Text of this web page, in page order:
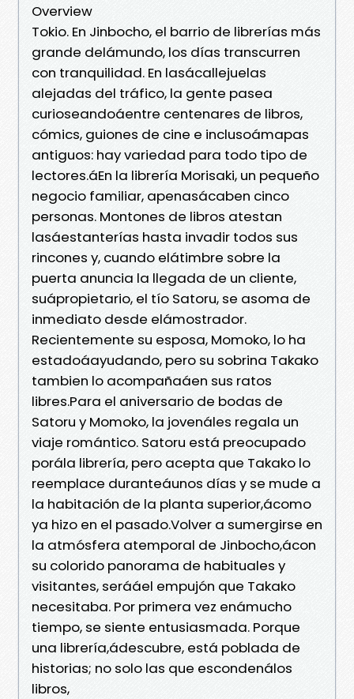
Overview
Tokio. En Jinbocho, el barrio de librerías más
grande delámundo, los días transcurren
con tranquilidad. En lasácallejuelas
alejadas del tráfico, la gente pasea
curioseandoáentre centenares de libros,
cómics, guiones de cine e inclusoámapas
antiguos: hay variedad para todo tipo de
lectores.áEn la librería Morisaki, un pequeño
negocio familiar, apenasácaben cinco
personas. Montones de libros atestan
lasáestanterías hasta invadir todos sus
rincones y, cuando elátimbre sobre la
puerta anuncia la llegada de un cliente,
suápropietario, el tío Satoru, se asoma de
inmediato desde elámostrador.
Recientemente su esposa, Momoko, lo ha
estadoáayudando, pero su sobrina Takako
tambien lo acompañaáen sus ratos
libres.Para el aniversario de bodas de
Satoru y Momoko, la jovenáles regala un
viaje romántico. Satoru está preocupado
porála librería, pero acepta que Takako lo
reemplace duranteáunos días y se mude a
la habitación de la planta superior,ácomo
ya hizo en el pasado.Volver a sumergirse en
la atmósfera atemporal de Jinbocho,ácon
su colorido panorama de habituales y
visitantes, serááel empujón que Takako
necesitaba. Por primera vez enámucho
tiempo, se siente entusiasmada. Porque
una librería,ádescubre, está poblada de
historias; no solo las que escondenálos
libros,